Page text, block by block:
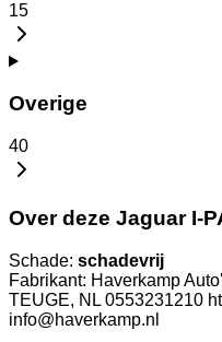
15
Overige
40
Over deze Jaguar I-
Schade: schadevrij
Fabrikant: Haverkamp
TEUGE, NL 0553231210
info@haverkamp.nl